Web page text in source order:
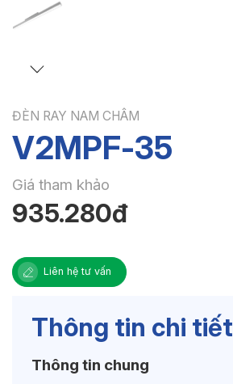
ĐÈN RAY NAM CHÂM
V2MPF-35
Giá tham khảo
935.280đ
Liên hệ tư vấn
Thông tin chi tiết
Thông tin chung